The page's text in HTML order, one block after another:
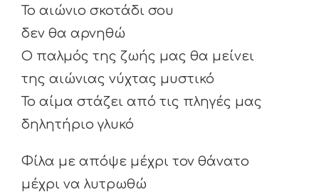
Το αιώνιο σκοτάδι σου
δεν θα αρνηθώ
Ο παλμός της ζωής μας θα μείνει
της αιώνιας νύχτας μυστικό
Το αίμα στάζει από τις πληγές μας
δηλητήριο γλυκό
Φίλα με απόψε μέχρι τον θάνατο
μέχρι να λυτρωθώ